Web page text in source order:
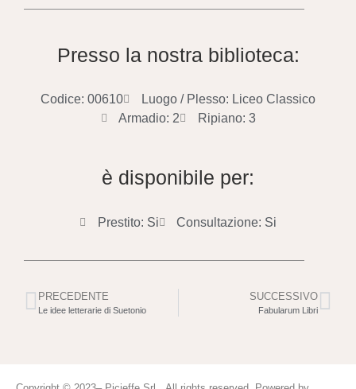
Presso la nostra biblioteca:
Codice: 00610
Luogo / Plesso: Liceo Classico
Armadio: 2
Ripiano: 3
è disponibile per:
Prestito: Si Consultazione: Si
PRECEDENTE
Le idee letterarie di Suetonio
SUCCESSIVO
Fabularum Libri